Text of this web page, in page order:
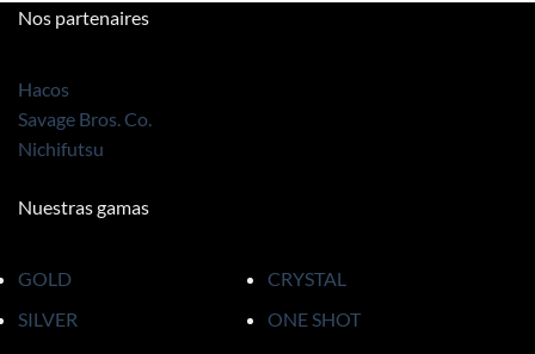
Nos partenaires
Hacos
Savage Bros. Co.
Nichifutsu
Nuestras gamas
GOLD
CRYSTAL
SILVER
ONE SHOT